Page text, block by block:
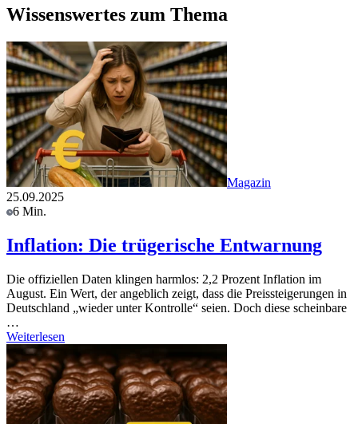
Wissenswertes zum Thema
Magazin
25.09.2025
6 Min.
Inflation: Die trügerische Entwarnung
Die offiziellen Daten klingen harmlos: 2,2 Prozent Inflation im
August. Ein Wert, der angeblich zeigt, dass die Preissteigerungen in
Deutschland „wieder unter Kontrolle“ seien. Doch diese scheinbare
…
Weiterlesen